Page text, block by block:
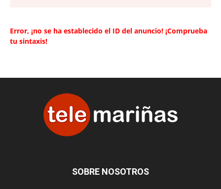
Error, ¡no se ha establecido el ID del anuncio! ¡Comprueba
tu sintaxis!
SOBRE NOSOTROS